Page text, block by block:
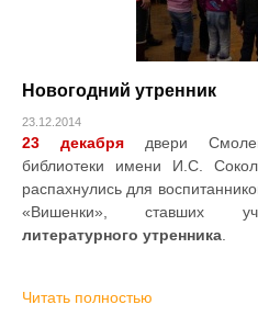
Новогодний утренник
23.12.2014
23 декабря двери
библиотеки имени И.С.
распахнулись для
«Вишенки», ставших
литературного утренника
Читать полностью